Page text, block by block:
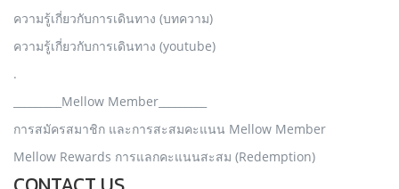
ความรู้เกี่ยวกับการเดินทาง (บทความ)
ความรู้เกี่ยวกับการเดินทาง (youtube)
.
_________Mellow Member_________
การสมัครสมาชิก และการสะสมคะแนน Mellow Member
Mellow Rewards การแลกคะแนนสะสม (Redemption)